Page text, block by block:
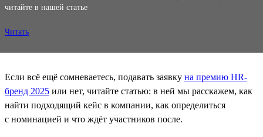
читайте в нашей статье
Читать
Если всё ещё сомневаетесь, подавать заявку на премию HR-
бренд 2025 или нет, читайте статью: в ней мы расскажем, как
найти подходящий кейс в компании, как определиться
с номинацией и что ждёт участников после.